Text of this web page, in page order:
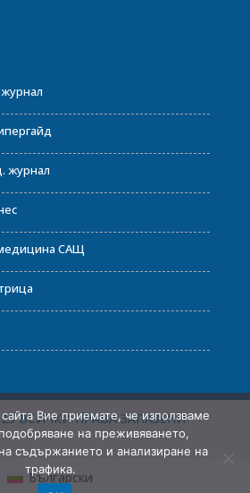
журнал
САЩ
ВСИЧКИ ПРАВА ЗАПАЗЕНИ
Български
Вие приемате, че използваме
на преживяването,
съдържанието и анализиране на
трафика.